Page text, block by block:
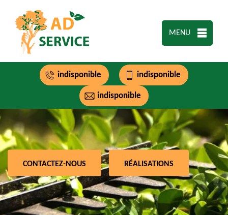
MENU
indisponible indisponible
indisponible
CONTACTEZ-NOUS RÉALISATIONS